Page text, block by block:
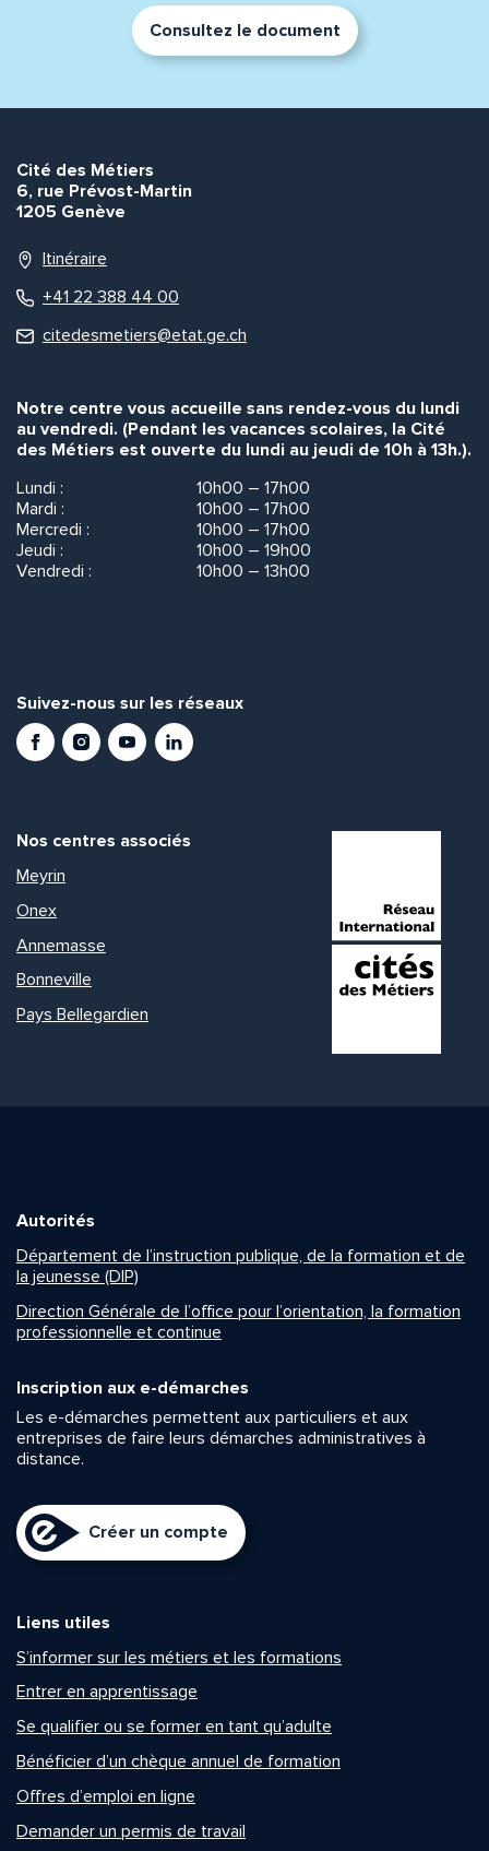
Consultez le document
Cité des Métiers
6, rue Prévost-Martin
1205 Genève
Itinéraire
+41 22 388 44 00
citedesmetiers@etat.ge.ch
Notre centre vous accueille sans rendez-vous du lundi
au vendredi. (Pendant les vacances scolaires, la Cité
des Métiers est ouverte du lundi au jeudi de 10h à 13h.).
Lundi :
10h00 – 17h00
Mardi :
10h00 – 17h00
Mercredi :
10h00 – 17h00
Jeudi :
10h00 – 19h00
Vendredi :
10h00 – 13h00
Suivez-nous sur les réseaux
FacebookInstagramYoutubeLinkedIn
Nos centres associés
Meyrin
Onex
Annemasse
Bonneville
Pays Bellegardien
Autorités
Département de l’instruction publique, de la formation et de
la jeunesse (DIP)
Direction Générale de l’office pour l’orientation, la formation
professionnelle et continue
Inscription aux e-démarches
Les e-démarches permettent aux particuliers et aux
entreprises de faire leurs démarches administratives à
distance.
Créer un compte
Liens utiles
S’informer sur les métiers et les formations
Entrer en apprentissage
Se qualifier ou se former en tant qu’adulte
Bénéficier d’un chèque annuel de formation
Offres d’emploi en ligne
Demander un permis de travail